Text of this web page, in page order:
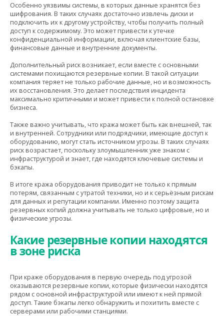
Особенно уязвимы системы, в которых данные хранятся без
шифрования. В таких случаях достаточно извлечь диски и
подключить их к другому устройству, чтобы получить полный
доступ к содержимому. Это может привести к утечке
конфиденциальной информации, включая клиентские базы,
финансовые данные и внутренние документы.
Дополнительный риск возникает, если вместе с основными
системами похищаются резервные копии. В такой ситуации
компания теряет не только рабочие данные, но и возможность
их восстановления. Это делает последствия инцидента
максимально критичными и может привести к полной остановке
бизнеса.
Также важно учитывать, что кража может быть как внешней, так
и внутренней. Сотрудники или подрядчики, имеющие доступ к
оборудованию, могут стать источником угрозы. В таких случаях
риск возрастает, поскольку злоумышленник уже знаком с
инфраструктурой и знает, где находятся ключевые системы и
бэкапы.
В итоге кража оборудования приводит не только к прямым
потерям, связанным с утратой техники, но и к серьёзным рискам
для данных и репутации компании. Именно поэтому защита
резервных копий должна учитывать не только цифровые, но и
физические угрозы.
Какие резервные копии находятся
в зоне риска
При краже оборудования в первую очередь под угрозой
оказываются резервные копии, которые физически находятся
рядом с основной инфраструктурой или имеют к ней прямой
доступ. Такие бэкапы легко обнаружить и похитить вместе с
серверами или рабочими станциями.